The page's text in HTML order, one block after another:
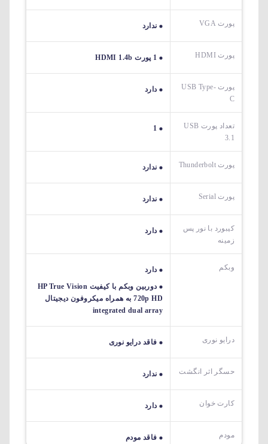
پورت VGA ندارد
پورت HDMI 1 پورت HDMI 1.4b
پورت USB Type-
C
دارد
تعداد پورت USB
3.1
1
پورت Thunderbolt ندارد
پورت Serial ندارد
کیبورد با نور پس
زمینه
دارد
وبکم
دارد
دوربین وبکم با کیفیت HP True Vision
720p HD به همراه میکروفون دیجیتال
integrated dual array
درایو نوری فاقد درایو نوری
حسگر اثر انگشت ندارد
کارت خوان دارد
مودم فاقد مودم